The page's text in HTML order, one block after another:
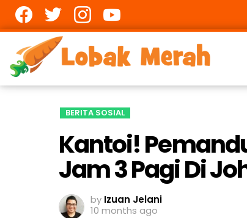
BERITA SOSIAL
Kantoi!
Jam 3 Pagi Di
by Izuan Jelani
10 months ago